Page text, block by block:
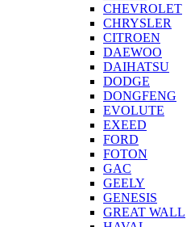
CHEVROLET
CHRYSLER
CITROEN
DAEWOO
DAIHATSU
DODGE
DONGFENG
EVOLUTE
EXEED
FORD
FOTON
GAC
GEELY
GENESIS
GREAT WALL